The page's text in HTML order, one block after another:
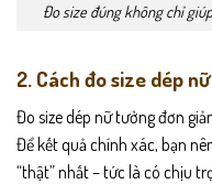
Đo size đúng không chỉ
2. Cách đo size dép
Đo size dép nữ tưởng đơn
Để kết quả chính xác, bạn
“thật” nhất – tức là có chịu